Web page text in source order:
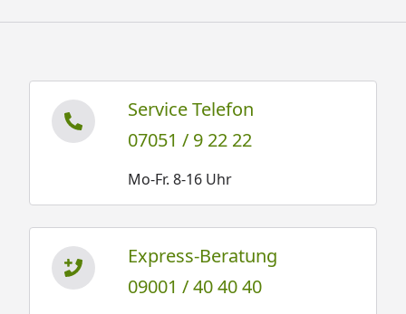
Service Telefon
07051 / 9 22 22
Mo-Fr. 8-16 Uhr
Express-Beratung
09001 / 40 40 40